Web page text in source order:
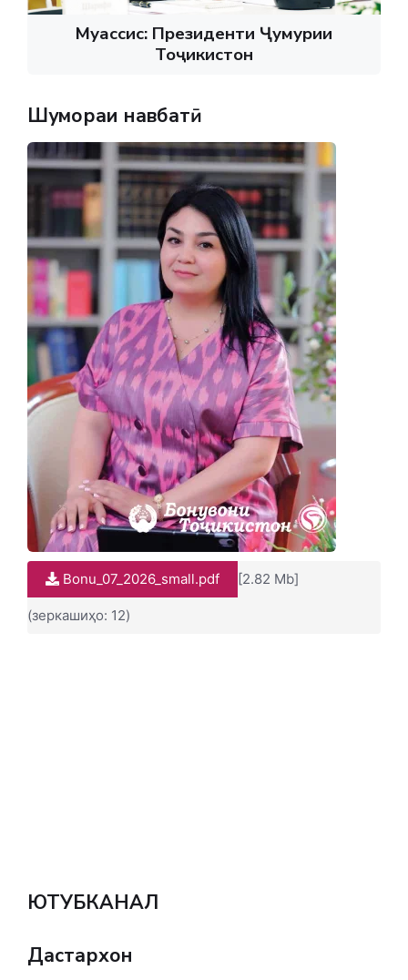
Муассис: Президенти Ҷумҳурии
Тоҷикистон
Шумораи навбатӣ
Bonu_07_2026_small.pdf [2.82 Mb]
(зеркашиҳо: 12)
ЮТУБКАНАЛ
Дастархон